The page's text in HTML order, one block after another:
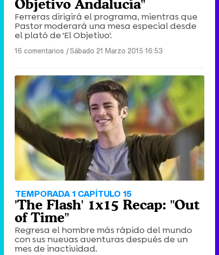
Objetivo Andalucía"
Ferreras dirigirá el programa, mientras que
Pastor moderará una mesa especial desde
el plató de 'El Objetivo'.
16 comentarios |Sábado 21 Marzo 2015 16:53
TEMPORADA 1 CAPÍTULO 15
'The Flash' 1x15 Recap: "Out
of Time"
Regresa el hombre más rápido del mundo
con sus nuevas aventuras después de un
mes de inactividad.